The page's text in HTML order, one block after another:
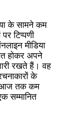
के सामने कम
टिप्पणी
मीडिया
होकर अपने
रखते हैं। वह
के
आज तक कम
सम्मानित